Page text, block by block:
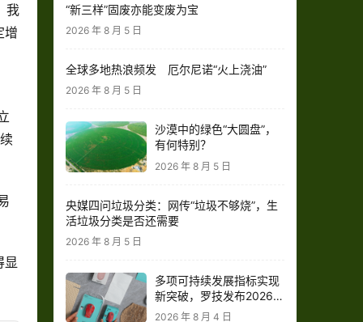
我
增
显
“新三样”固废亦能变废为宝
2026 年 8 月 5 日
全球多地热浪频发 厄尔尼诺“火上浇油”
2026 年 8 月 5 日
沙漠中的绿色“大圆盘”，
有何特别？
2026 年 8 月 5 日
央媒四问垃圾分类：网传“垃圾不够烧”，生
活垃圾分类是否还需要
2026 年 8 月 5 日
多项可持续发展指标实现
新突破，罗技发布2026财
年影响力报告
2026 年 8 月 4 日